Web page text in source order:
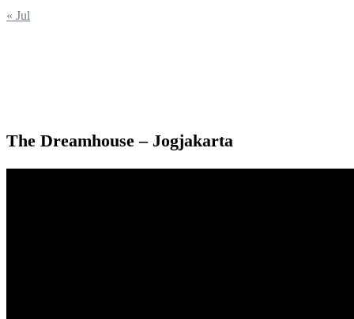
« Jul
The Dreamhouse – Jogjakarta